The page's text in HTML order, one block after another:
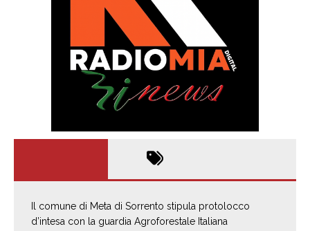
Il comune di Meta di Sorrento stipula protolocco
d’intesa con la guardia Agroforestale Italiana